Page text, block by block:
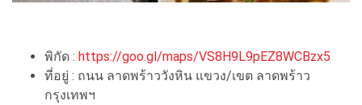
พิกัด : https://goo.gl/maps/VS8H9L9pEZ8WCBzx5
ที่อยู่ : ถนน ลาดพร้าววังหิน แขวง/เขต ลาดพร้าว
กรุงเทพฯ